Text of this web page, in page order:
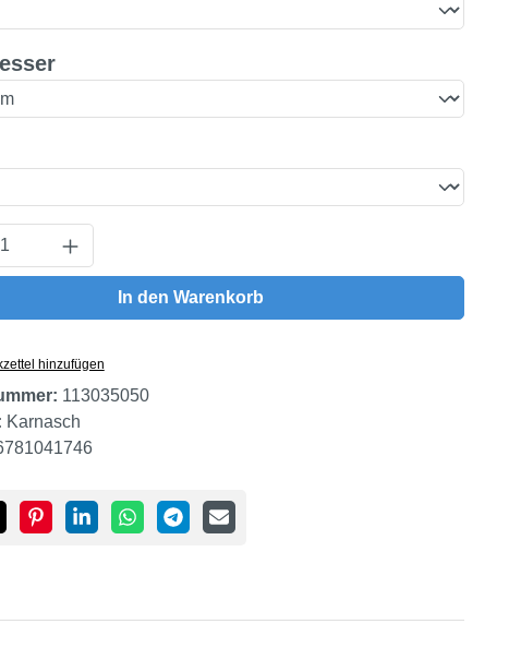
auswählen
Anzahl: Gib den gewünschten Wert ein
In den Warenkorb
hinzufügen
113035050
Karnasch